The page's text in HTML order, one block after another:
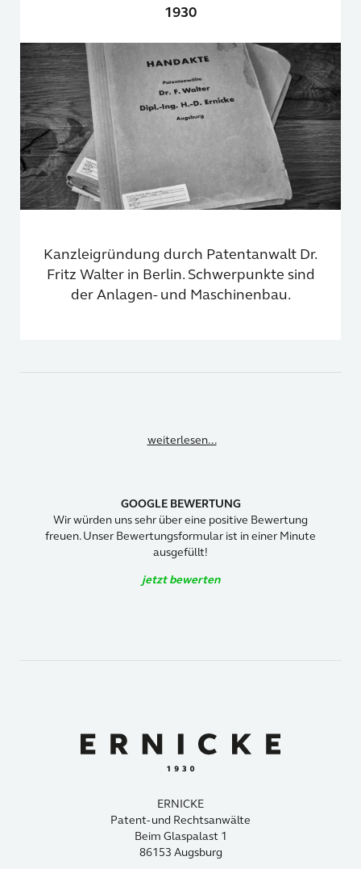
1930
Kanzleigründung durch Patentanwalt Dr.
Fritz Walter in Berlin. Schwerpunkte sind
der Anlagen- und Maschinenbau.
weiterlesen...
GOOGLE BEWERTUNG
Wir würden uns sehr über eine positive Bewertung
freuen. Unser Bewertungsformular ist in einer Minute
ausgefüllt!
jetzt bewerten
ERNICKE
Patent- und Rechtsanwälte
Beim Glaspalast 1
86153 Augsburg